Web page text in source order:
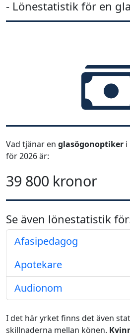
- Lönestatistik för en
Vad tjänar en glasögonoptiker i
för 2026 är:
39 800 kronor
Se även lönestatistik
Afasipedagog
Apotekare
Audionom
I det här yrket finns det även
skillnaderna mellan könen.